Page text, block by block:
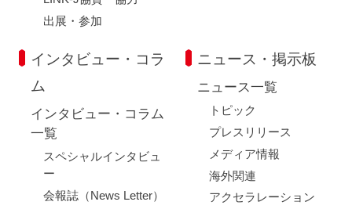
出展・参加
インタビュー・コラ
ム
インタビュー・コラム
一覧
スペシャルインタビュ
ー
会報誌（News Letter）
ニュース・掲示板
ニュース一覧
トピック
プレスリリース
メディア情報
海外関連
アクセラレーション